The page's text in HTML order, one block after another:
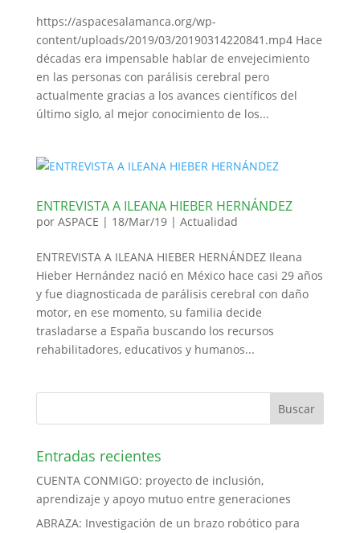
https://aspacesalamanca.org/wp-
content/uploads/2019/03/20190314220841.mp4 Hace
décadas era impensable hablar de envejecimiento
en las personas con parálisis cerebral pero
actualmente gracias a los avances científicos del
último siglo, al mejor conocimiento de los...
ENTREVISTA A ILEANA HIEBER HERNÁNDEZ
por ASPACE | 18/Mar/19| Actualidad
ENTREVISTA A ILEANA HIEBER HERNÁNDEZ Ileana
Hieber Hernández nació en México hace casi 29 años
y fue diagnosticada de parálisis cerebral con daño
motor, en ese momento, su familia decide
trasladarse a España buscando los recursos
rehabilitadores, educativos y humanos...
Entradas recientes
CUENTA CONMIGO: proyecto de inclusión,
aprendizaje y apoyo mutuo entre generaciones
ABRAZA: Investigación de un brazo robótico para